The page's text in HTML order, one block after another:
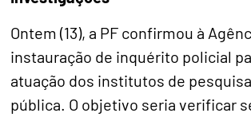
Ontem (13), a PF confirmou à
instauração de inquérito policial
atuação dos institutos de
pública. O objetivo seria verificar